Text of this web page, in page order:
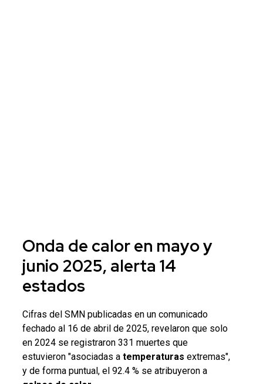
Onda de caloren mayo y
junio 2025, alerta 14
estados
Cifras del SMN publicadas en un comunicado
fechado al 16 de abril de 2025, revelaron que solo
en 2024 se registraron 331 muertes que
estuvieron "asociadas a temperaturas extremas",
y de forma puntual, el 92.4 % se atribuyeron a